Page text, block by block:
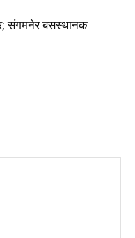
संगमनेर बसस्थानक